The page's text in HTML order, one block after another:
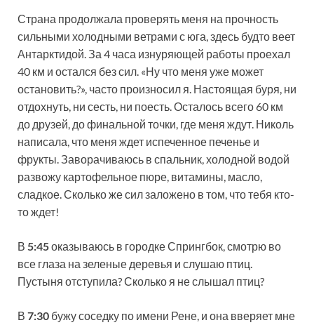
Страна продолжала проверять меня на прочность
сильными холодными ветрами с юга, здесь будто веет
Антарктидой. За 4 часа изнуряющей работы проехал
40 км и остался без сил. «Ну что меня уже может
остановить?», часто произносил я. Настоящая буря, ни
отдохнуть, ни сесть, ни поесть. Осталось всего 60 км
до друзей, до финальной точки, где меня ждут. Николь
написала, что меня ждет испеченное печенье и
фрукты. Заворачиваюсь в спальник, холодной водой
развожу картофельное пюре, витамины, масло,
сладкое. Сколько же сил заложено в том, что тебя кто-
то ждет!
В 5:45оказываюсь в городке Спрингбок, смотрю во
все глаза на зеленые деревья и слушаю птиц.
Пустыня отступила? Сколько я не слышал птиц?
В 7:30 бужу соседку по имени Рене, и она вверяет мне